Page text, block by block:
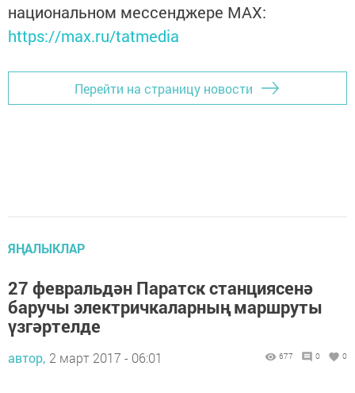
национальном мессенджере MАХ:
https://max.ru/tatmedia
Перейти на страницу новости
ЯҢАЛЫКЛАР
27 февральдән Паратск станциясенә
баручы электричкаларның маршруты
үзгәртелде
автор, 2 март 2017 - 06:01 677 0 0